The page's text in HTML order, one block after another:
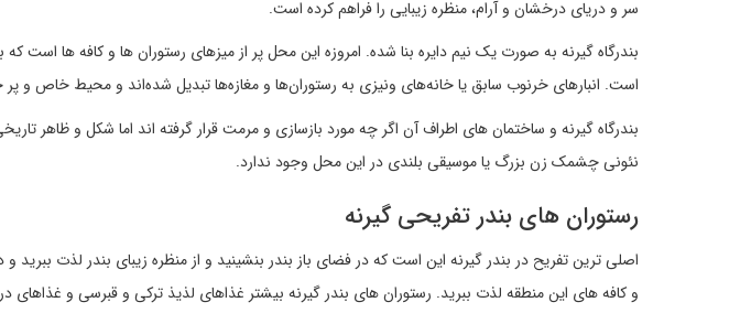
سر و دریای درخشان و آرام، منظره زیبایی را فراهم کرده است.
بندرگاه گیرنه به صورت یک نیم دایره بنا شده. امروزه این محل پر از میزهای رستوران ها و کافه ها است
است. انبارهای خرنوب سابق یا خانه‌های ونیزی به رستوران‌ها و مغازه‌ها تبدیل شده‌اند و محیط خاص و
بندرگاه گیرنه و ساختمان های اطراف آن اگر چه مورد بازسازی و مرمت قرار گرفته اند اما شکل و ظاهر
نئونی چشمک زن بزرگ یا موسیقی بلندی در این محل وجود ندارد.
رستوران های بندر تفریحی گیرنه
اصلی ترین تفریح در بندر گیرنه این است که در فضای باز بندر بنشینید و از منظره زیبای بندر لذت
و کافه های این منطقه لذت ببرید. رستوران های بندر گیرنه بیشتر غذاهای لذیذ ترکی و قبرسی و غذاهای